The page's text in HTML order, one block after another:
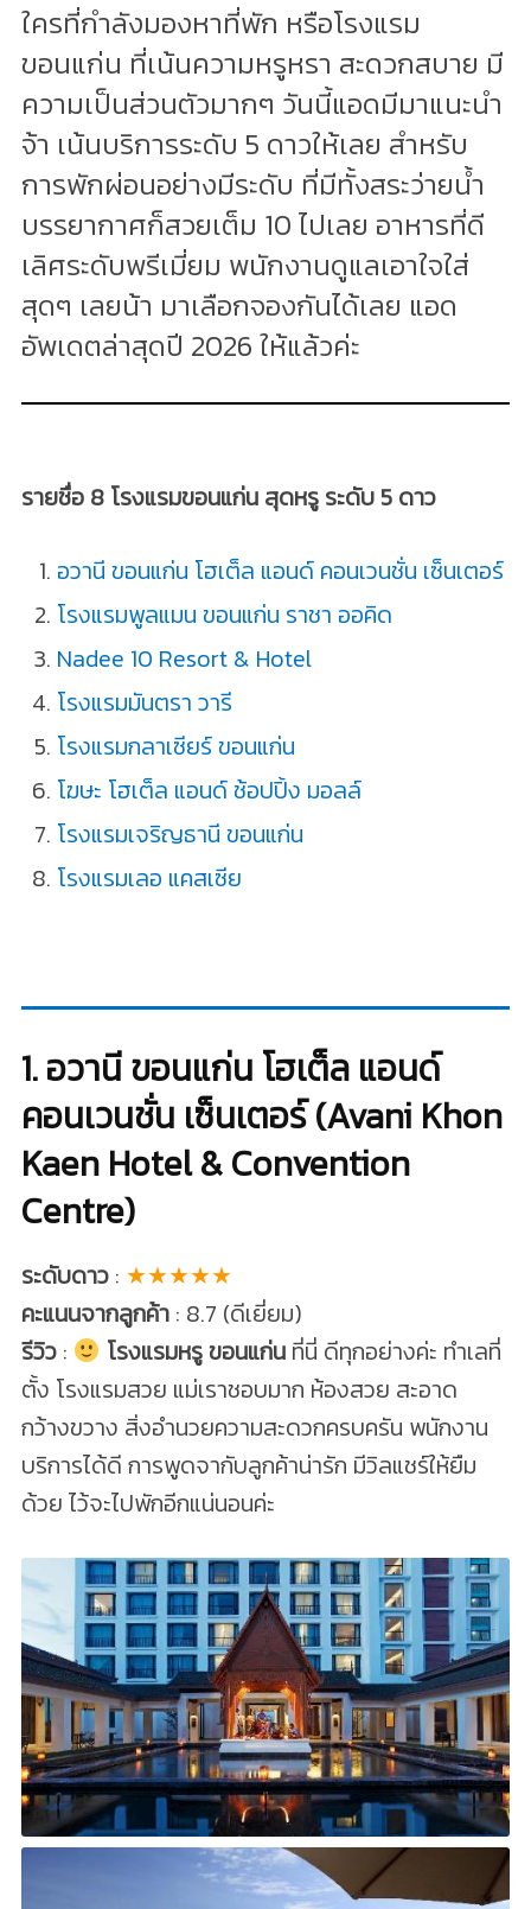
ใครที่กำลังมองหาที่พัก หรือโรงแรม
ขอนแก่น ที่เน้นความหรูหรา สะดวกสบาย มี
ความเป็นส่วนตัวมากๆ วันนี้แอดมีมาแนะนำ
จ้า เน้นบริการระดับ 5 ดาวให้เลย สำหรับ
การพักผ่อนอย่างมีระดับ ที่มีทั้งสระว่ายน้ำ
บรรยากาศก็สวยเต็ม 10 ไปเลย อาหารที่ดี
เลิศระดับพรีเมี่ยม พนักงานดูแลเอาใจใส่
สุดๆ เลยน้า มาเลือกจองกันได้เลย แอด
อัพเดตล่าสุดปี 2026 ให้แล้วค่ะ
รายชื่อ 8 โรงแรมขอนแก่น สุดหรู ระดับ 5 ดาว
อวานี ขอนแก่น โฮเต็ล แอนด์ คอนเวนชั่น เซ็นเตอร์
โรงแรมพูลแมน ขอนแก่น ราชา ออคิด
Nadee 10 Resort & Hotel
โรงแรมมันตรา วารี
โรงแรมกลาเซียร์ ขอนแก่น
โฆษะ โฮเต็ล แอนด์ ช้อปปิ้ง มอลล์
โรงแรมเจริญธานี ขอนแก่น
โรงแรมเลอ แคสเซีย
1. อวานี ขอนแก่น โฮเต็ล แอนด์
คอนเวนชั่น เซ็นเตอร์ (Avani Khon
Kaen Hotel & Convention
Centre)
ระดับดาว: ★★★★★
คะแนนจากลูกค้า: 8.7 (ดีเยี่ยม)
รีวิว: โรงแรมหรู ขอนแก่นที่นี่ ดีทุกอย่างค่ะ ทำเลที่
ตั้ง โรงแรมสวย แม่เราชอบมาก ห้องสวย สะอาด
กว้างขวาง สิ่งอำนวยความสะดวกครบครัน พนักงาน
บริการได้ดี การพูดจากับลูกค้าน่ารัก มีวิลแชร์ให้ยืม
ด้วย ไว้จะไปพักอีกแน่นอนค่ะ